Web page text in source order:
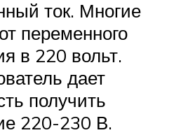
ток. Многие
переменного
в 220 вольт.
дает
получить
220-230 В.